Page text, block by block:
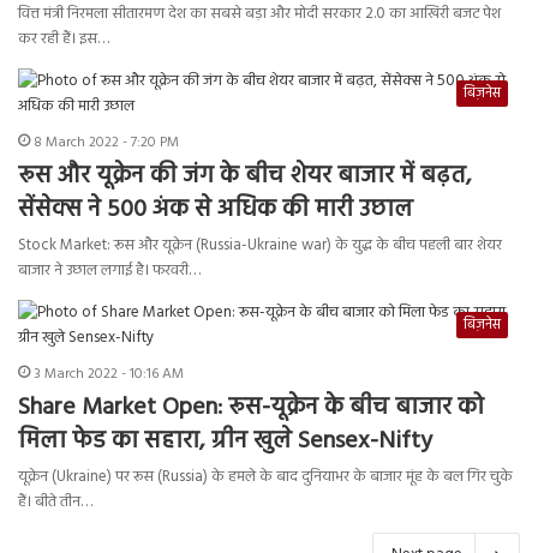
वित्त मंत्री निरमला सीतारमण देश का सबसे बड़ा और मोदी सरकार 2.0 का आखिरी बजट पेश
कर रही हैं। इस…
बिज़नेस
8 March 2022 - 7:20 PM
रूस और यूक्रेन की जंग के बीच शेयर बाजार में बढ़त,
सेंसेक्स ने 500 अंक से अधिक की मारी उछाल
Stock Market: रूस और यूक्रेन (Russia-Ukraine war) के युद्ध के बीच पहली बार शेयर
बाजार ने उछाल लगाई है। फरवरी…
बिज़नेस
3 March 2022 - 10:16 AM
Share Market Open: रूस-यूक्रेन के बीच बाजार को
मिला फेड का सहारा, ग्रीन खुले Sensex-Nifty
यूक्रेन (Ukraine) पर रूस (Russia) के हमले के बाद दुनियाभर के बाजार मूंह के बल गिर चुके
हैं। बीते तीन…